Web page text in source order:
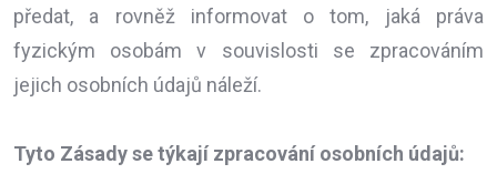
předat, a rovněž informovat o tom, jaká práva
fyzickým osobám v souvislosti se zpracováním
jejich osobních údajů náleží.
Tyto Zásady se týkají zpracování osobních údajů: